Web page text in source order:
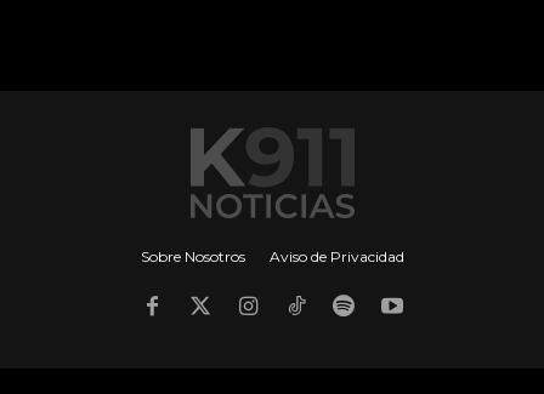
Sobre Nosotros Aviso de Privacidad